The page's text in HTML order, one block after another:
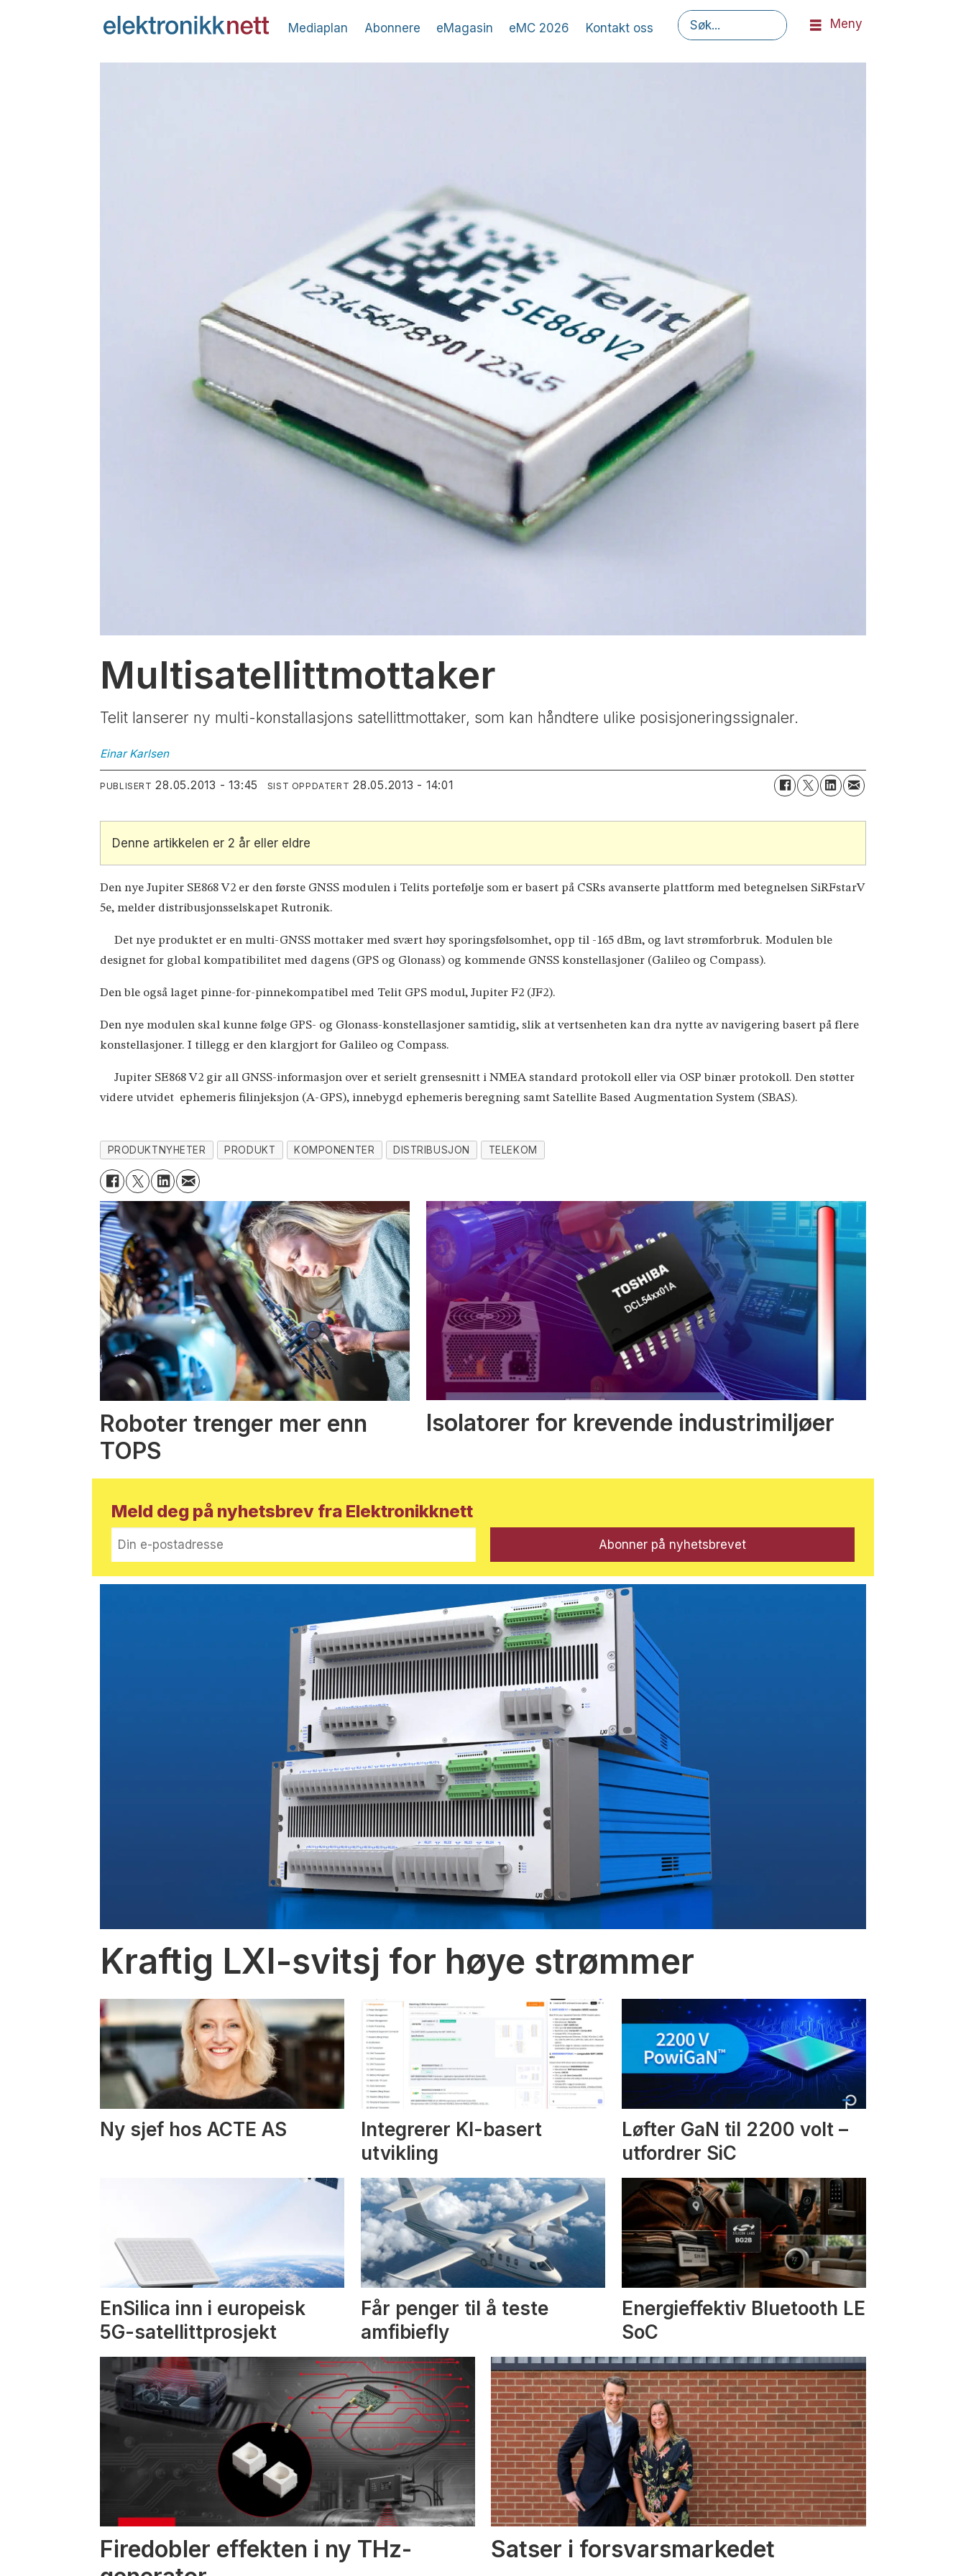
Mediaplan Abonnere eMagasin eMC 2026 Kontakt oss Søk
Meny
Multisatellittmottaker
Telit lanserer ny multi-konstallasjons satellittmottaker, som kan håndtere ulike posisjoneringssignaler.
Einar Karlsen
PUBLISERT 28.05.2013 - 13:45 SIST OPPDATERT 28.05.2013 - 14:01
Denne artikkelen er 2 år eller eldre
Den nye Jupiter SE868 V2 er den første GNSS modulen i Telits portefølje som er basert på CSRs avanserte plattform med betegnelsen SiRFstarV
5e, melder distribusjonsselskapet Rutronik.
Det nye produktet er en multi-GNSS mottaker med svært høy sporingsfølsomhet, opp til -165 dBm, og lavt strømforbruk. Modulen ble
designet for global kompatibilitet med dagens (GPS og Glonass) og kommende GNSS konstellasjoner (Galileo og Compass).
Den ble også laget pinne-for-pinnekompatibel med Telit GPS modul, Jupiter F2 (JF2).
Den nye modulen skal kunne følge GPS- og Glonass-konstellasjoner samtidig, slik at vertsenheten kan dra nytte av navigering basert på flere
konstellasjoner. I tillegg er den klargjort for Galileo og Compass.
Jupiter SE868 V2 gir all GNSS-informasjon over et serielt grensesnitt i NMEA standard protokoll eller via OSP binær protokoll. Den støtter
videre utvidet ephemeris filinjeksjon (A-GPS), innebygd ephemeris beregning samt Satellite Based Augmentation System (SBAS).
PRODUKTNYHETER PRODUKT KOMPONENTER DISTRIBUSJON TELEKOM
Roboter trenger mer enn
TOPS
Isolatorer for krevende industrimiljøer
Meld deg på nyhetsbrev fra Elektronikknett
Kraftig LXI-svitsj for høye strømmer
Ny sjef hos ACTE AS
Integrerer KI-basert
utvikling
Løfter GaN til 2200 volt –
utfordrer SiC
EnSilica inn i europeisk
5G-satellittprosjekt
Får penger til å teste
amfibiefly
Energieffektiv Bluetooth LE
SoC
Firedobler effekten i ny THz-
Satser i forsvarsmarkedet